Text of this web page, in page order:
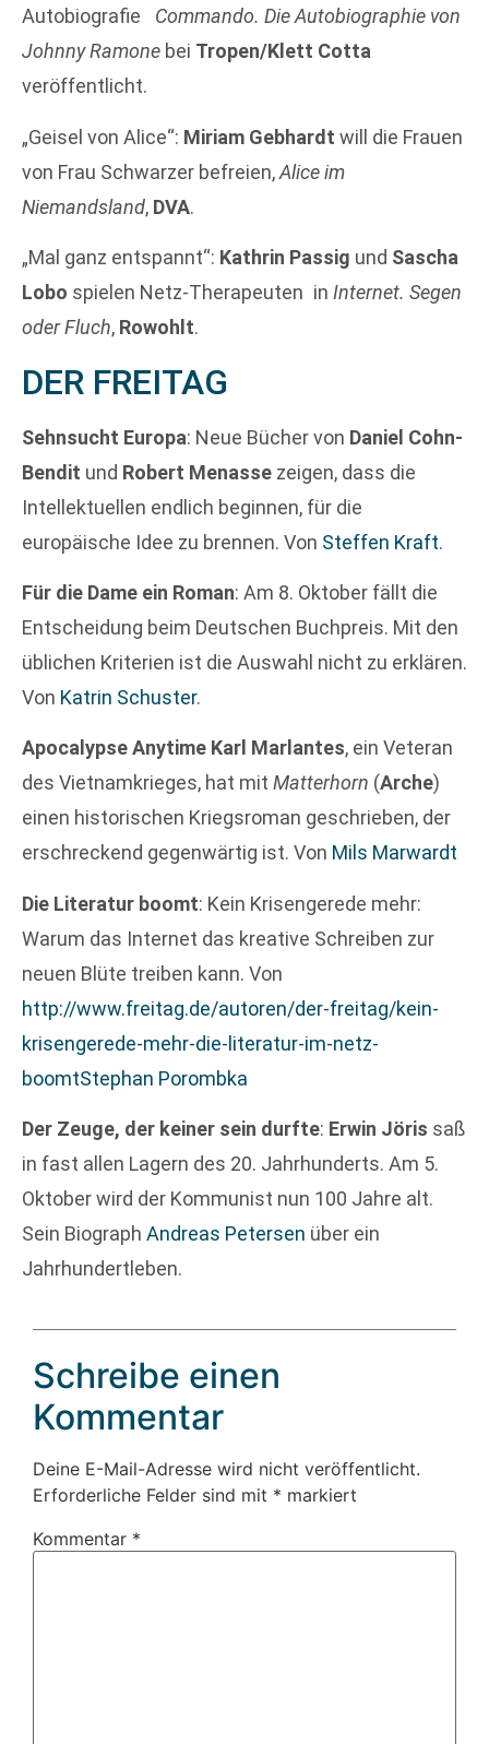
Autobiografie Commando. Die Autobiographie von
Johnny Ramone bei Tropen/Klett Cotta
veröffentlicht.
„Geisel von Alice“: Miriam Gebhardt will die Frauen
von Frau Schwarzer befreien,Alice im
Niemandsland, DVA.
„Mal ganz entspannt“: Kathrin Passig und Sascha
Lobo spielen Netz-Therapeuten in Internet. Segen
oder Fluch, Rowohlt.
DER FREITAG
Sehnsucht Europa: Neue Bücher von Daniel Cohn-
Bendit und Robert Menasse zeigen, dass die
Intellektuellen endlich beginnen, für die
europäische Idee zu brennen. Von Steffen Kraft.
Für die Dame ein Roman: Am 8. Oktober fällt die
Entscheidung beim Deutschen Buchpreis. Mit den
üblichen Kriterien ist die Auswahl nicht zu erklären.
Von Katrin Schuster.
Apocalypse Anytime Karl Marlantes, ein Veteran
des Vietnamkrieges, hat mit Matterhorn (Arche)
einen historischen Kriegsroman geschrieben, der
erschreckend gegenwärtig ist. Von Mils Marwardt
Die Literatur boomt: Kein Krisengerede mehr:
Warum das Internet das kreative Schreiben zur
neuen Blüte treiben kann. Von
http://www.freitag.de/autoren/der-freitag/kein-
krisengerede-mehr-die-literatur-im-netz-
boomtStephan Porombka
Der Zeuge, der keiner sein durfte: Erwin Jöris saß
in fast allen Lagern des 20. Jahrhunderts. Am 5.
Oktober wird der Kommunist nun 100 Jahre alt.
Sein Biograph Andreas Petersen über ein
Jahrhundertleben.
Schreibe einen
Kommentar
Deine E-Mail-Adresse wird nicht veröffentlicht.
Erforderliche Felder sind mit * markiert
Kommentar *